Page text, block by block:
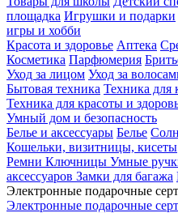
площадка Игрушки и подарки
игры и хобби
Красота и здоровье Аптека
Косметика Парфюмерия
Уход за лицом Уход за
Бытовая техника Техника для
Техника для красоты и
Умный дом и безопасность
Белье и аксессуары Белье
Кошельки, визитницы, кисеты
Ремни Ключницы Умные
аксессуаров Замки для багажа
Электронные подарочные
Электронные подарочные